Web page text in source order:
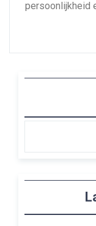
persoonlijkheid